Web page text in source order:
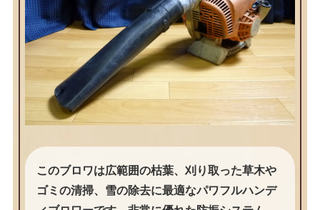
このブロワは広範囲の枯葉、刈り取った草木や
ゴミの清掃、雪の除去に最適なパワフルハンデ